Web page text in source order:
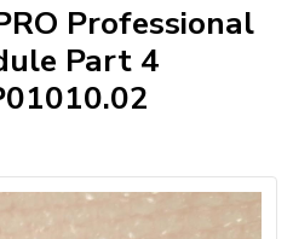
Professional
Part 4